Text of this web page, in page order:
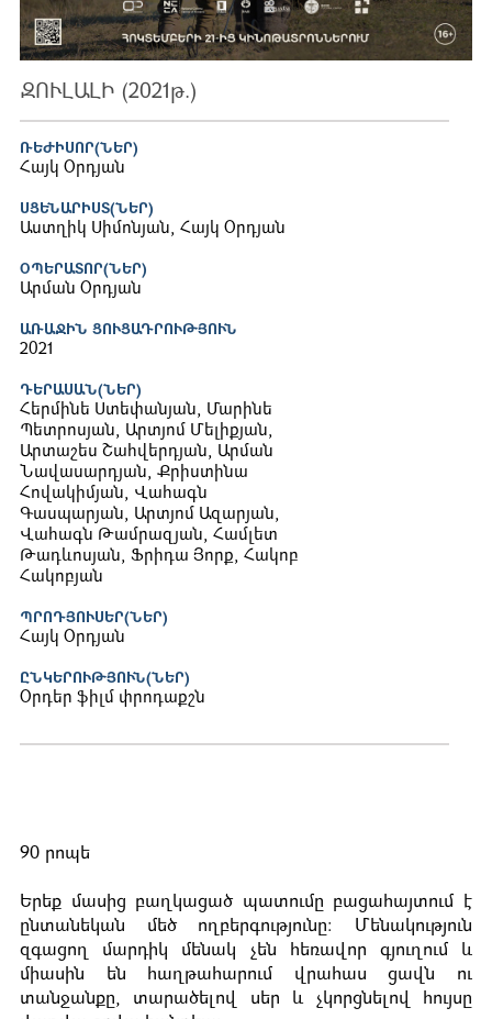
ԶՈՒԼԱԼԻ (2021թ.)
ՌԵԺԻՍՈՐ(ՆԵՐ)
Հայկ Օրդյան
ՍՑԵՆԱՐԻՍՏ(ՆԵՐ)
Աստղիկ Սիմոնյան, Հայկ Օրդյան
ՕՊԵՐԱՏՈՐ(ՆԵՐ)
Արման Օրդյան
ԱՌԱՋԻՆ ՑՈՒՑԱԴՐՈՒԹՅՈՒՆ
2021
ԴԵՐԱՍԱՆ(ՆԵՐ)
Հերմինե Ստեփանյան, Մարինե
Պետրոսյան, Արտյոմ Մելիքյան,
Արտաշես Շահվերդյան, Արման
Նավասարդյան, Քրիստինա
Հովակիմյան, Վահագն
Գասպարյան, Արտյոմ Ազարյան,
Վահագն Թամրազյան, Համլետ
Թադևոսյան, Ֆրիդա Յորք, Հակոբ
Հակոբյան
ՊՐՈԴՅՈՒՍԵՐ(ՆԵՐ)
Հայկ Օրդյան
ԸՆԿԵՐՈՒԹՅՈՒՆ(ՆԵՐ)
Օրդեր ֆիլմ փրոդաքշն
90 րոպե
Երեք մասից բաղկացած պատումը բացահայտում է
ընտանեկան մեծ ողբերգությունը: Մենակություն
զգացող մարդիկ մենակ չեն հեռավոր գյուղում և
միասին են հաղթահարում վրահաս ցավն ու
տանջանքը, տարածելով սեր և չկորցնելով հույսը